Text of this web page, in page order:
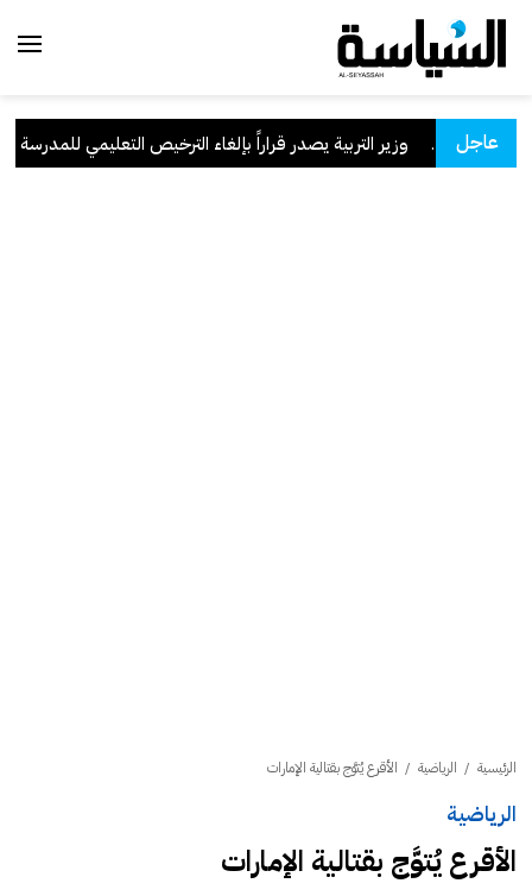
عاجل وزير التربية يصدر قراراً بإلغاء الترخيص التعليمي للمدرسة
الرئيسية / الرياضية / الأقرع يُتوَّج بقتالية الإمارات
الرياضية
الأقرع يُتوَّج بقتالية الإمارات